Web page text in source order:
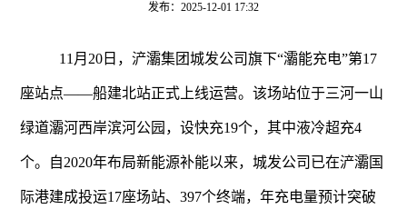
发布：2025-12-01 17:32
11月20日，浐灞集团城发公司旗下“灞能充电”第17
座站点——船建北站正式上线运营。该场站位于三河一山
绿道灞河西岸滨河公园，设快充19个，其中液冷超充4
个。 自2020年布局新能源补能以来，城发公司已在浐灞国
际港建成投运17座场站、397个终端，年充电量预计突破